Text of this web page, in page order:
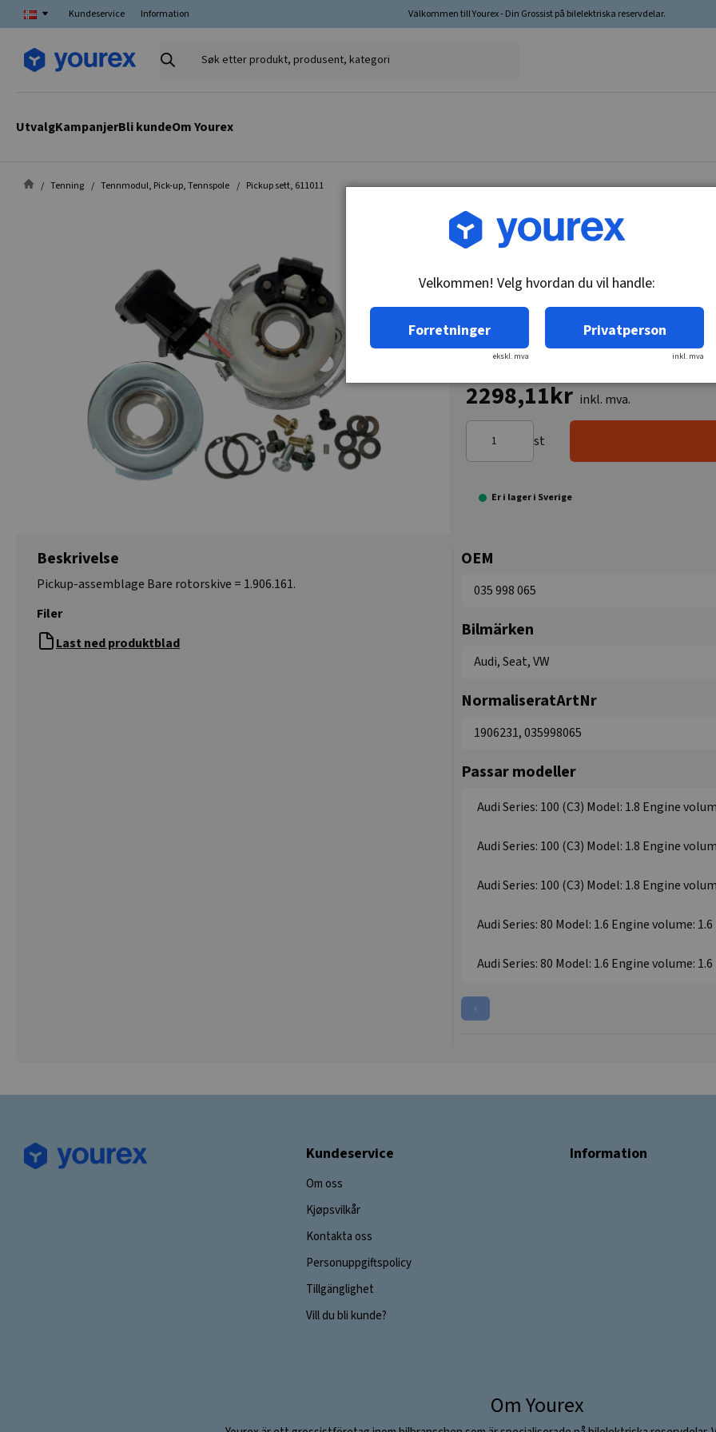
Kundeservice Information Välkommen till Yourex - Din Grossist på bilelektriska reservdelar.
Søk
kategori
UtvalgKampanjerBli kundeOm Yourex
Tenning Tennmodul, Pick-up, Tennspole Pickup sett, 611011
Varenr.: 1906231
2298,11kr inkl. mva.
st
Er i lager i Sverige
Beskrivelse
Pickup-assemblage Bare rotorskive = 1.906.161.
Filer
Last ned produktblad
OEM
035 998 065
Bilmärken
Audi, Seat, VW
NormaliseratArtNr
1906231, 035998065
Passar modeller
Audi Series: 100 (C3) Model: 1.8 Engine
Audi Series: 100 (C3) Model: 1.8 Engine
Audi Series: 100 (C3) Model: 1.8 Engine
Audi Series: 80 Model: 1.6 Engine volume:
Audi Series: 80 Model: 1.6 Engine volume:
‹
Kundeservice
Om oss
Kjøpsvilkår
Kontakta oss
Personuppgiftspolicy
Tillgänglighet
Vill du bli kunde?
Information
Om Yourex
Velkommen! Velg hvordan du vil handle:
Forretninger
ekskl. mva
Privatperson
inkl. mva